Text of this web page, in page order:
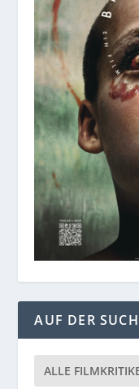
AUF DER
ALLE